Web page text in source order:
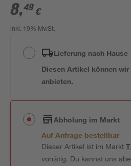
8,49 €
inkl. 19% MwSt.
Lieferung nach Hause
Diesen Artikel können
anbieten.
Abholung im Markt
Auf Anfrage bestellbar
Dieser Artikel ist im Markt
vorrätig. Du kannst uns